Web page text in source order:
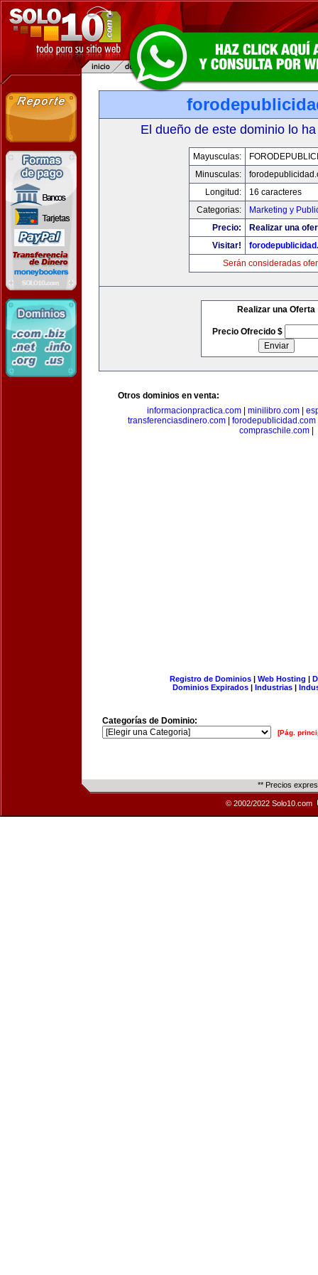
El dueño de este dominio lo
Mayusculas:
Minusculas:
Longitud:
16 caracteres
Categorias:
Marketing y
Precio:
Realizar una
Visitar!
Serán consideradas
Realizar una Oferta
Precio Ofrecido $
Otros dominios en venta:
informacionpractica.com
minilibro.com
transferenciasdinero.com
forodepublicidad.com
compraschile.com|
Registro de Dominios| Web Hosting |
Dominios Expirados | Industrias |
Categorías de Dominio:
[Pág.
** Precios
© 2002/2022 Solo10.com